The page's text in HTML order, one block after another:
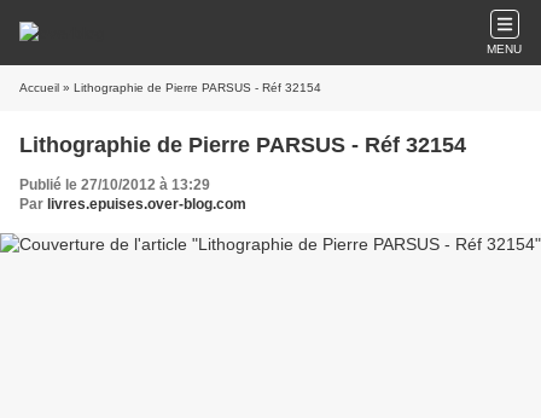
MENU
Accueil » Lithographie de Pierre PARSUS - Réf 32154
Lithographie de Pierre PARSUS - Réf 32154
Publié le 27/10/2012 à 13:29
Par livres.epuises.over-blog.com